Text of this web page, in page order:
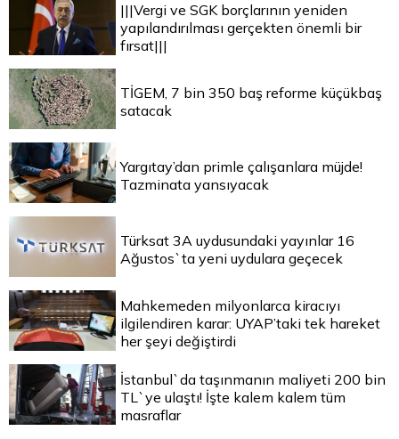
|||Vergi ve SGK borçlarının yeniden
yapılandırılması gerçekten önemli bir
fırsat|||
TİGEM, 7 bin 350 baş reforme küçükbaş
satacak
Yargıtay’dan primle çalışanlara müjde!
Tazminata yansıyacak
Türksat 3A uydusundaki yayınlar 16
Ağustos`ta yeni uydulara geçecek
Mahkemeden milyonlarca kiracıyı
ilgilendiren karar: UYAP’taki tek hareket
her şeyi değiştirdi
İstanbul`da taşınmanın maliyeti 200 bin
TL`ye ulaştı! İşte kalem kalem tüm
masraflar